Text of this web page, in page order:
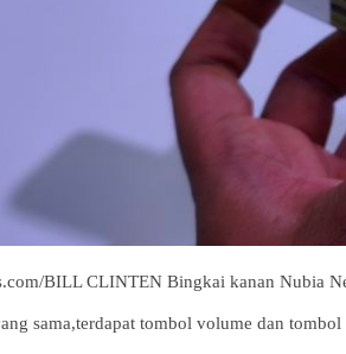
BILL CLINTEN Bingkai kanan Nubia
sama,terdapat tombol volume dan